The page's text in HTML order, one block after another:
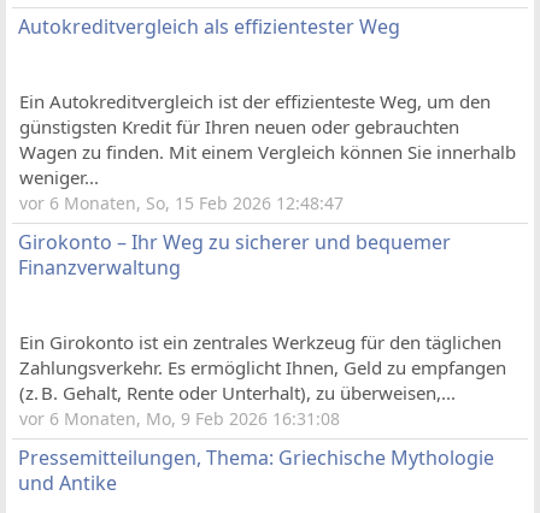
Autokreditvergleich als effizientester Weg
Ein Autokreditvergleich ist der effizienteste Weg, um den
günstigsten Kredit für Ihren neuen oder gebrauchten
Wagen zu finden. Mit einem Vergleich können Sie innerhalb
weniger...
vor 6 Monaten, So, 15 Feb 2026 12:48:47
Girokonto – Ihr Weg zu sicherer und bequemer
Finanzverwaltung
Ein Girokonto ist ein zentrales Werkzeug für den täglichen
Zahlungsverkehr. Es ermöglicht Ihnen, Geld zu empfangen
(z. B. Gehalt, Rente oder Unterhalt), zu überweisen,...
vor 6 Monaten, Mo, 9 Feb 2026 16:31:08
Pressemitteilungen, Thema: Griechische Mythologie
und Antike